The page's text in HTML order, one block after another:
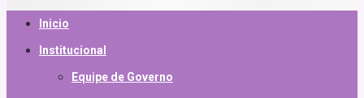
Inicio
Institucional
Equipe de Governo